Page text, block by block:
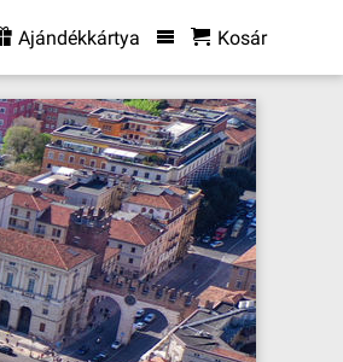
Ajándékkártya Kosár